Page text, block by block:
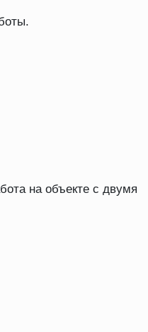
на объекте с двумя